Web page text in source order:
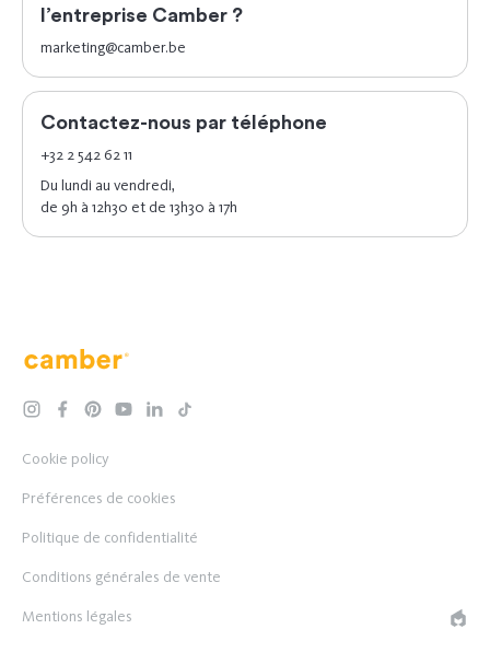
l’entreprise Camber ?
marketing@camber.be
Contactez-nous par téléphone
+32 2 542 62 11
Du lundi au vendredi,
de 9h à 12h30 et de 13h30 à 17h
Camber
instagramfacebookpinterestyoutubelinkedintiktok
Cookie policy
Préférences de cookies
Politique de confidentialité
Conditions générales de vente
Mentions légales EPIC